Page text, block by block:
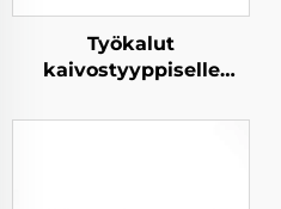
Työkalut
kaivostyyppiselle